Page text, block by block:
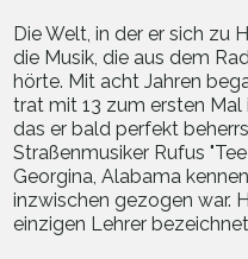
Die Welt, in der er sich zu
die Musik, die aus dem
hörte. Mit acht Jahren
trat mit 13 zum ersten Mal
das er bald perfekt
Straßenmusiker Rufus
Georgina, Alabama
inzwischen gezogen war.
einzigen Lehrer